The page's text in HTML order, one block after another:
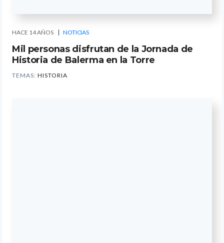
HACE 14 AÑOS NOTICIAS
Mil personas disfrutan de la Jornada de
Historia de Balerma en la Torre
TEMAS: HISTORIA